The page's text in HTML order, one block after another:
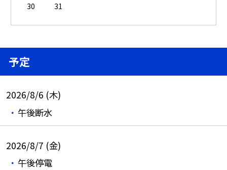
30
31
予定
2026/8/6 (木)
午後断水
2026/8/7 (金)
午後停電